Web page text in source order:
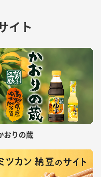
イト
おりの蔵